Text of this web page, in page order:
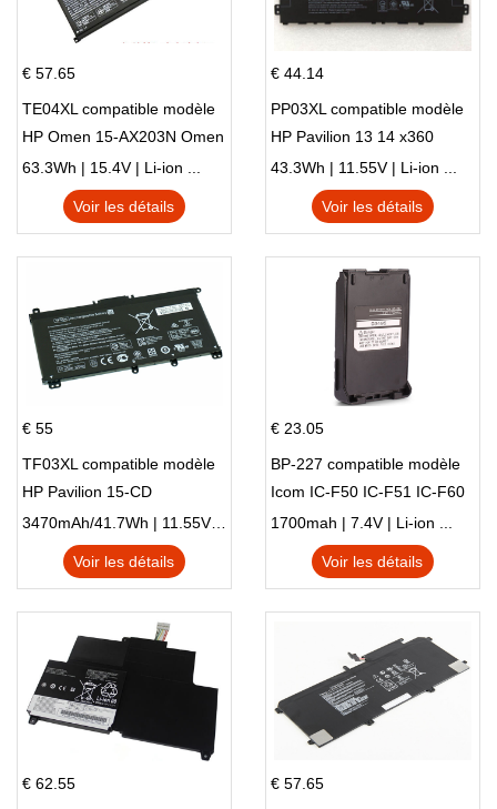
€ 57.65
TE04XL compatible modèle
HP Omen 15-AX203N Omen
15 Series Pavilion 15 Series
63.3Wh | 15.4V | Li-ion ...
Voir les détails
€ 44.14
PP03XL compatible modèle
HP Pavilion 13 14 x360
L83388-AC1 L83388-421
HSTNN-LB8S M01118-421
M01144-005 13-BB 14-DV
43.3Wh | 11.55V | Li-ion ...
Voir les détails
€ 55
TF03XL compatible modèle
HP Pavilion 15-CD
3470mAh/41.7Wh | 11.55V | Li-ion ...
Voir les détails
€ 23.05
BP-227 compatible modèle
Icom IC-F50 IC-F51 IC-F60
IC-F61 IC-M87
1700mah | 7.4V | Li-ion ...
Voir les détails
€ 62.55
€ 57.65